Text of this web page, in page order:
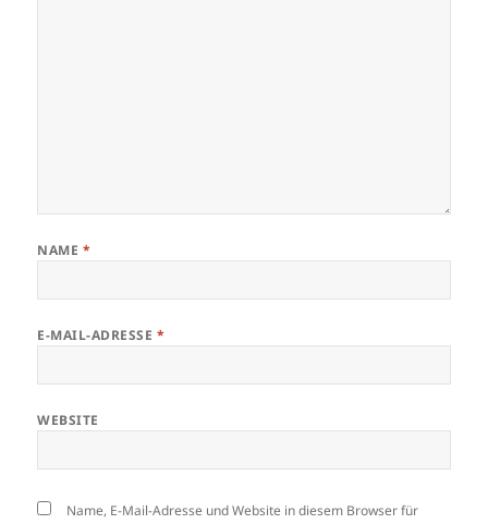
NAME *
E-MAIL-ADRESSE *
WEBSITE
Name, E-Mail-Adresse und Website in diesem Browser für